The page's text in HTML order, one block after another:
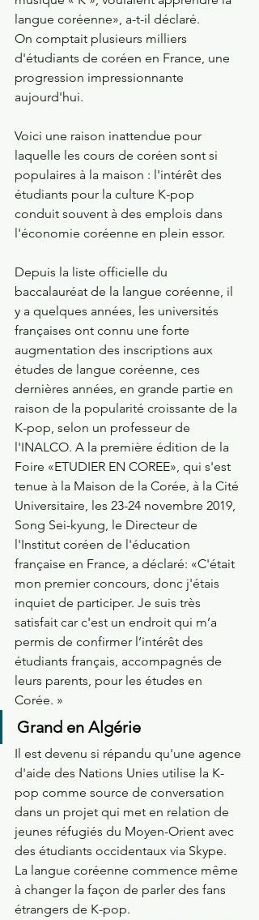
langue coréenne», a-t-il déclaré.
On comptait plusieurs milliers
d'étudiants de coréen en France, une
progression impressionnante
aujourd'hui.
Voici une raison inattendue pour
laquelle les cours de coréen sont si
populaires à la maison : l'intérêt des
étudiants pour la culture K-pop
conduit souvent à des emplois dans
l'économie coréenne en plein essor.
Depuis la liste officielle du
baccalauréat de la langue coréenne, il
y a quelques années, les universités
françaises ont connu une forte
augmentation des inscriptions aux
études de langue coréenne, ces
dernières années, en grande partie en
raison de la popularité croissante de la
K-pop, selon un professeur de
l'INALCO. A la première édition de la
Foire «ETUDIER EN COREE», qui s'est
tenue à la Maison de la Corée, à la Cité
Universitaire, les 23-24 novembre 2019,
Song Sei-kyung, le Directeur de
l'Institut coréen de l'éducation
française en France, a déclaré: «C'était
mon premier concours, donc j'étais
inquiet de participer. Je suis très
satisfait car c'est un endroit qui m’a
permis de confirmer l’intérêt des
étudiants français, accompagnés de
leurs parents, pour les études en
Corée. »
Grand en Algérie
Il est devenu si répandu qu'une agence
d'aide des Nations Unies utilise la K-
pop comme source de conversation
dans un projet qui met en relation de
jeunes réfugiés du Moyen-Orient avec
des étudiants occidentaux via Skype.
La langue coréenne commence même
à changer la façon de parler des fans
étrangers de K-pop.